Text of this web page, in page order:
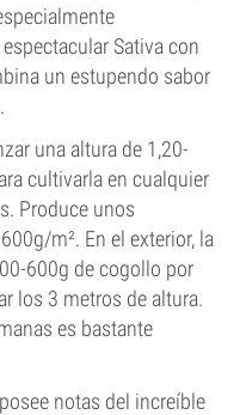
Sativa con
un estupendo sabor
una altura de 1,20-
cultivarla en cualquier
Produce unos
m². En el exterior, la
600g de cogollo por
los 3 metros de altura.
es bastante
notas del increíble